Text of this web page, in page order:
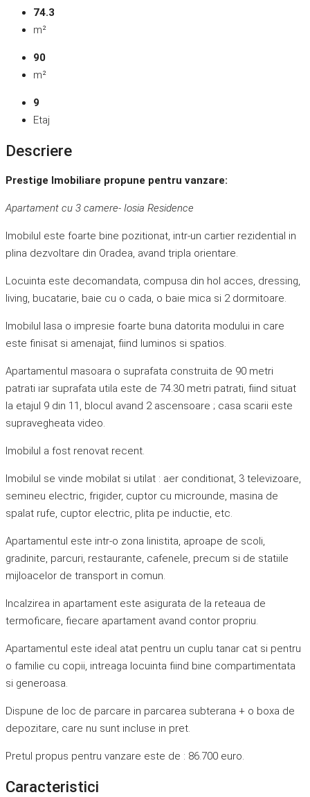
74.3
m²
90
m²
9
Etaj
Descriere
Prestige Imobiliare propune pentru vanzare:
Apartament cu 3 camere- Iosia Residence
Imobilul este foarte bine pozitionat, intr-un cartier rezidential in
plina dezvoltare din Oradea, avand tripla orientare.
Locuinta este decomandata, compusa din hol acces, dressing,
living, bucatarie, baie cu o cada, o baie mica si 2 dormitoare.
Imobilul lasa o impresie foarte buna datorita modului in care
este finisat si amenajat, fiind luminos si spatios.
Apartamentul masoara o suprafata construita de 90 metri
patrati iar suprafata utila este de 74.30 metri patrati, fiind situat
la etajul 9 din 11, blocul avand 2 ascensoare ; casa scarii este
supravegheata video.
Imobilul a fost renovat recent.
Imobilul se vinde mobilat si utilat : aer conditionat, 3 televizoare,
semineu electric, frigider, cuptor cu microunde, masina de
spalat rufe, cuptor electric, plita pe inductie, etc.
Apartamentul este intr-o zona linistita, aproape de scoli,
gradinite, parcuri, restaurante, cafenele, precum si de statiile
mijloacelor de transport in comun.
Incalzirea in apartament este asigurata de la reteaua de
termoficare, fiecare apartament avand contor propriu.
Apartamentul este ideal atat pentru un cuplu tanar cat si pentru
o familie cu copii, intreaga locuinta fiind bine compartimentata
si generoasa.
Dispune de loc de parcare in parcarea subterana + o boxa de
depozitare, care nu sunt incluse in pret.
Pretul propus pentru vanzare este de : 86.700 euro.
Caracteristici